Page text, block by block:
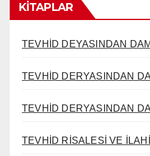
KİTAPLAR
TEVHİD DEYASINDAN
TEVHİD DERYASINDAN
TEVHİD DERYASINDAN
TEVHİD RİSALESİ VE